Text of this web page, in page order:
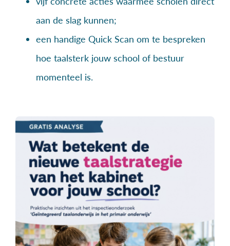
aan de slag kunnen;
een handige Quick Scan om te bespreken
hoe taalsterk jouw school of bestuur
momenteel is.